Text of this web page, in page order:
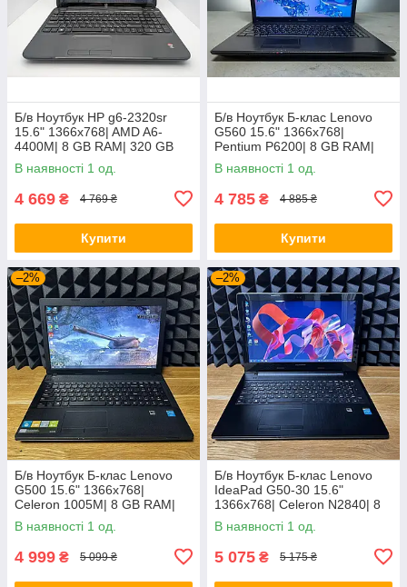
Б/в Ноутбук HP g6-2320sr
15.6" 1366x768| AMD A6-
4400M| 8 GB RAM| 320 GB
HDD| Radeon HD 7520G
В наявності 1 од.
4 669 ₴ 4 769 ₴
Купити
Б/в Ноутбук Б-клас Lenovo
G560 15.6" 1366x768|
Pentium P6200| 8 GB RAM|
120 GB SSD| HD
В наявності 1 од.
4 785 ₴ 4 885 ₴
Купити
–2%
Б/в Ноутбук Б-клас Lenovo
G500 15.6" 1366x768|
Celeron 1005M| 8 GB RAM|
128 GB SSD| HD
В наявності 1 од.
4 999 ₴ 5 099 ₴
–2%
Б/в Ноутбук Б-клас Lenovo
IdeaPad G50-30 15.6"
1366x768| Celeron N2840| 8
GB RAM| 128 GB SSD| HD
В наявності 1 од.
5 075 ₴ 5 175 ₴